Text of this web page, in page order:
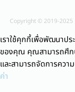
Copyright © 2019-2025
เราใช้คุกกี้เพื่อพัฒนาปร
ของคุณ คุณสามารถศึก
และสามารถจัดการคว
ค่า